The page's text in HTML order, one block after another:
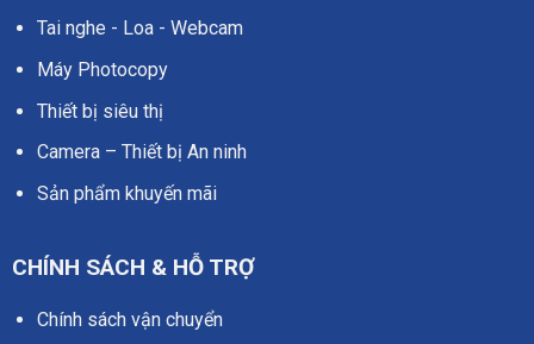
Tai nghe - Loa - Webcam
Máy Photocopy
Thiết bị siêu thị
Camera – Thiết bị An ninh
Sản phẩm khuyến mãi
CHÍNH SÁCH & HỖ TRỢ
Chính sách vận chuyển